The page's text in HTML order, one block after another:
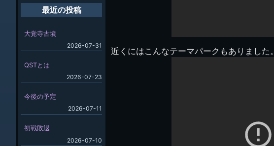
近くにはこんなテーマパークもありました。
最近の投稿
大覚寺古墳
2026-07-31
QSTとは
2026-07-23
今後の予定
2026-07-11
初戦敗退
2026-07-10